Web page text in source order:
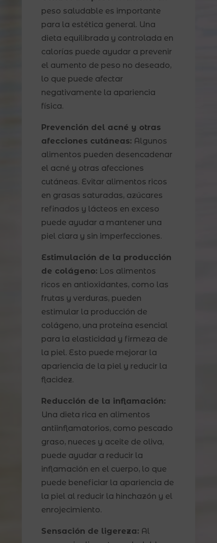
peso saludable es importante
para la estética general. Una
dieta equilibrada y controlada en
calorías puede ayudar a prevenir
el aumento de peso no deseado,
lo que puede afectar
negativamente la apariencia
física.
Prevención del acné y otras
afecciones cutáneas: Algunos
alimentos pueden desencadenar
el acné y otras afecciones
cutáneas. Evitar alimentos ricos
en grasas saturadas, azúcares
refinados y lácteos en exceso
puede ayudar a mantener una
piel clara y sin imperfecciones.
Estimulación de la producción
de colágeno: Los alimentos
ricos en antioxidantes, como las
frutas y verduras, pueden
estimular la producción de
colágeno, una proteína esencial
para la elasticidad y firmeza de
la piel. Esto puede mejorar la
apariencia de la piel y reducir la
flacidez.
Reducción de la inflamación:
Una dieta rica en alimentos
antiinflamatorios, como pescado
graso, nueces y aceite de oliva,
puede ayudar a reducir la
inflamación en el cuerpo, lo que
puede beneficiar la apariencia de
la piel al reducir la hinchazón y el
enrojecimiento.
Sensación de ligereza: Al